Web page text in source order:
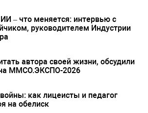
– что меняется: интервью с
руководителем Индустрии
автора своей жизни, обсудили
на ММСО.ЭКСПО-2026
как лицеисты и педагог
на обелиск